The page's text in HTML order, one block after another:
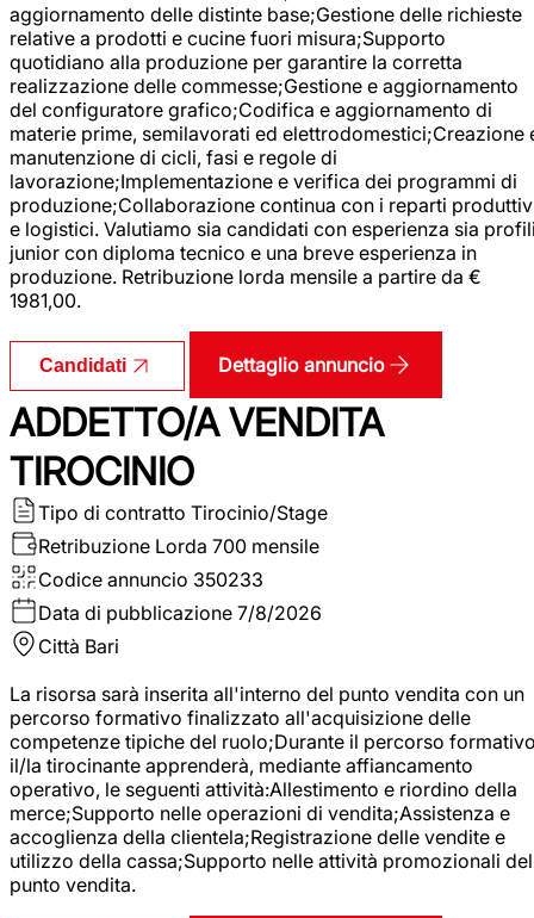
aggiornamento delle distinte base;Gestione delle richieste
relative a prodotti e cucine fuori misura;Supporto
quotidiano alla produzione per garantire la corretta
realizzazione delle commesse;Gestione e aggiornamento
del configuratore grafico;Codifica e aggiornamento di
materie prime, semilavorati ed elettrodomestici;Creazione
manutenzione di cicli, fasi e regole di
lavorazione;Implementazione e verifica dei programmi di
produzione;Collaborazione continua con i reparti
e logistici. Valutiamo sia candidati con esperienza sia
junior con diploma tecnico e una breve esperienza in
produzione. Retribuzione lorda mensile a partire da €
1981,00.
Candidati Dettaglio annuncio
ADDETTO/A VENDITA
TIROCINIO
Tipo di contratto Tirocinio/Stage
Retribuzione Lorda 700 mensile
Codice annuncio 350233
Data di pubblicazione 7/8/2026
Città Bari
La risorsa sarà inserita all'interno del punto vendita con un
percorso formativo finalizzato all'acquisizione delle
competenze tipiche del ruolo;Durante il percorso
il/la tirocinante apprenderà, mediante affiancamento
operativo, le seguenti attività:Allestimento e riordino della
merce;Supporto nelle operazioni di vendita;Assistenza e
accoglienza della clientela;Registrazione delle vendite e
utilizzo della cassa;Supporto nelle attività promozionali del
punto vendita.